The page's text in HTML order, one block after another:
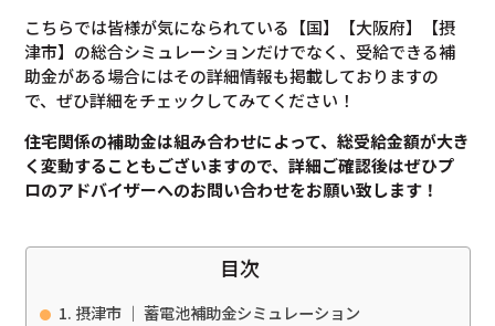
こちらでは皆様が気になられている【国】【大阪府】【摂
津市】の総合シミュレーションだけでなく、受給できる補
助金がある場合にはその詳細情報も掲載しておりますの
で、ぜひ詳細をチェックしてみてください！
住宅関係の補助金は組み合わせによって、総受給金額が大き
く変動することもございますので、詳細ご確認後はぜひプ
ロのアドバイザーへのお問い合わせをお願い致します！
目次
摂津市 ｜ 蓄電池補助金シミュレーション